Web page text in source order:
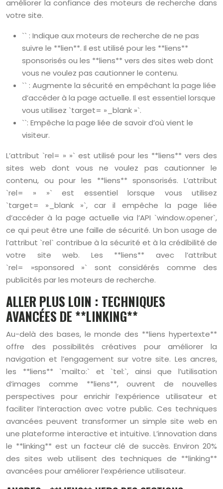
améliorer la confiance des moteurs de recherche dans
votre site.
`` : Indique aux moteurs de recherche de ne pas
suivre le **lien**. Il est utilisé pour les **liens**
sponsorisés ou les **liens** vers des sites web dont
vous ne voulez pas cautionner le contenu.
`` : Augmente la sécurité en empêchant la page liée
d’accéder à la page actuelle. Il est essentiel lorsque
vous utilisez `target= »_blank »`.
``: Empêche la page liée de savoir d’où vient le
visiteur.
L’attribut `rel= » »` est utilisé pour les **liens** vers des
sites web dont vous ne voulez pas cautionner le
contenu, ou pour les **liens** sponsorisés. L’attribut
`rel= » »` est essentiel lorsque vous utilisez
`target= »_blank »`, car il empêche la page liée
d’accéder à la page actuelle via l’API `window.opener`,
ce qui peut être une faille de sécurité. Un bon usage de
l’attribut `rel` contribue à la sécurité et à la crédibilité de
votre site web. Les **liens** avec l’attribut
`rel= »sponsored »` sont considérés comme des
publicités par les moteurs de recherche.
ALLER PLUS LOIN : TECHNIQUES
AVANCÉES DE **LINKING**
Au-delà des bases, le monde des **liens hypertexte**
offre des possibilités créatives pour améliorer la
navigation et l’engagement sur votre site. Les ancres,
les **liens** `mailto:` et `tel:`, ainsi que l’utilisation
d’images comme **liens**, ouvrent de nouvelles
perspectives pour enrichir l’expérience utilisateur et
faciliter l’interaction avec votre public. Ces techniques
avancées peuvent transformer un simple site web en
une plateforme interactive et intuitive. L’innovation dans
le **linking** est un facteur clé de succès. Environ 20%
des sites web utilisent des techniques de **linking**
avancées pour améliorer l’expérience utilisateur.